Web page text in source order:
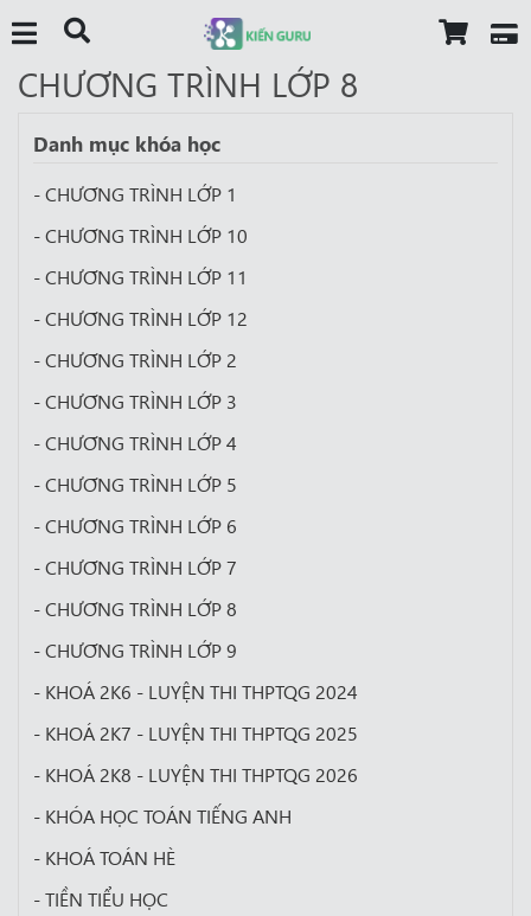
CHƯƠNG TRÌNH LỚP 8
Danh mục khóa học
- CHƯƠNG TRÌNH LỚP 1
- CHƯƠNG TRÌNH LỚP 10
- CHƯƠNG TRÌNH LỚP 11
- CHƯƠNG TRÌNH LỚP 12
- CHƯƠNG TRÌNH LỚP 2
- CHƯƠNG TRÌNH LỚP 3
- CHƯƠNG TRÌNH LỚP 4
- CHƯƠNG TRÌNH LỚP 5
- CHƯƠNG TRÌNH LỚP 6
- CHƯƠNG TRÌNH LỚP 7
- CHƯƠNG TRÌNH LỚP 8
- CHƯƠNG TRÌNH LỚP 9
- KHOÁ 2K6 - LUYỆN THI THPTQG 2024
- KHOÁ 2K7 - LUYỆN THI THPTQG 2025
- KHOÁ 2K8 - LUYỆN THI THPTQG 2026
- KHÓA HỌC TOÁN TIẾNG ANH
- KHOÁ TOÁN HÈ
- TIỀN TIỂU HỌC